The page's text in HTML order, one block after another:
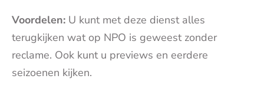
Voordelen: U kunt met deze dienst alles
terugkijken wat op NPO is geweest zonder
reclame. Ook kunt u previews en eerdere
seizoenen kijken.